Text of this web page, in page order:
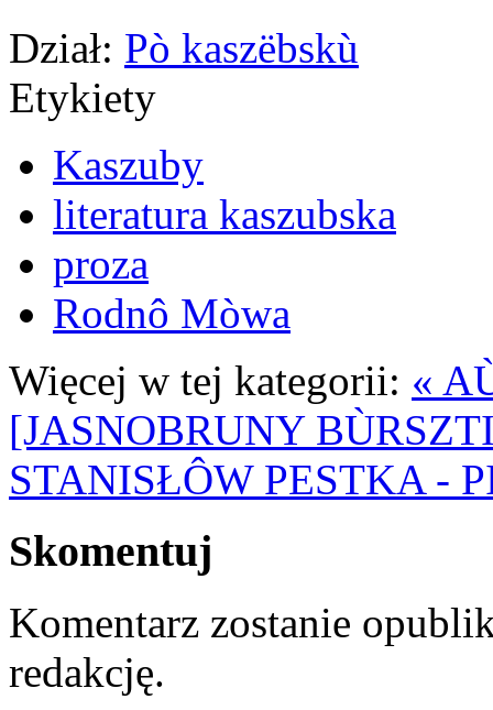
Dział: Pò kaszëbskù
Etykiety
Kaszuby
literatura kaszubska
proza
Rodnô Mòwa
Więcej w tej kategorii: «
[JASNOBRUNY
STANISŁÔW PESTKA -
Skomentuj
Komentarz zostanie
redakcję.